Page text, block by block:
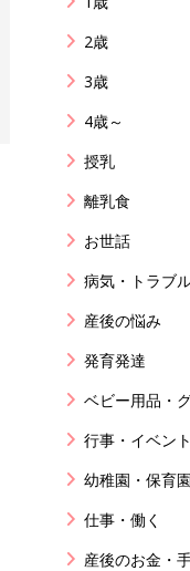
2歳
3歳
4歳～
授乳
離乳食
お世話
病気・トラブ
産後の悩み
発育発達
ベビー用品・
行事・イベント
幼稚園・保育園
仕事・働く
産後のお金・